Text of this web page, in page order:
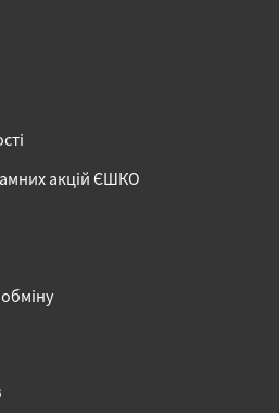
акцій ЄШКО